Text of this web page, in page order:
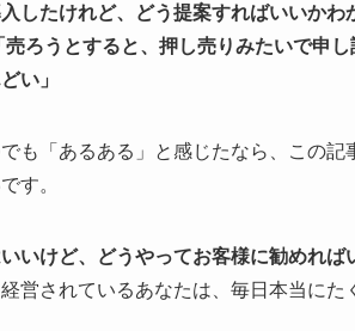
入したけれど、どう提案すればいいかわ
売ろうとすると、押し売りみたいで申し
い」
も「あるある」と感じたなら、この記
す。
いいけど、どうやってお客様に勧めれ
営されているあなたは、毎日本当にた